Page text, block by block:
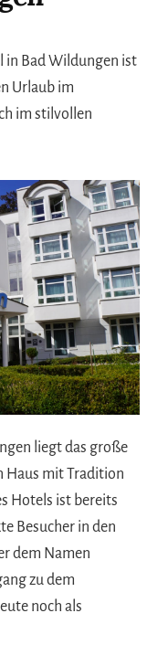
in Bad Wildungen ist
Urlaub im
im stilvollen
liegt das große
Haus mit Tradition
Hotels ist bereits
Besucher in den
dem Namen
zu dem
noch als